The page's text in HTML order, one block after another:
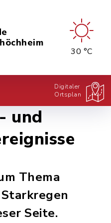
30 °C
Digitaler
Ortsplan
und
Thema
Seite.